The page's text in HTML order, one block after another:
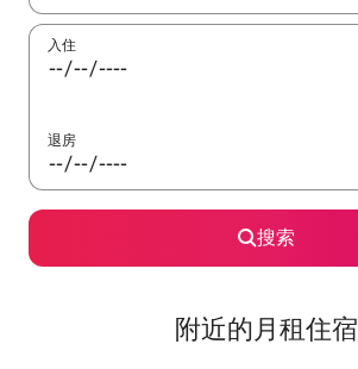
入住
退房
搜索
附近的月租住宿